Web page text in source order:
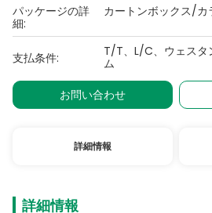
パッケージの詳
細:
カートンボックス/カ
支払条件:
T/T、L/C、ウェスタ
ム
お問い合わせ
詳細情報
詳細情報